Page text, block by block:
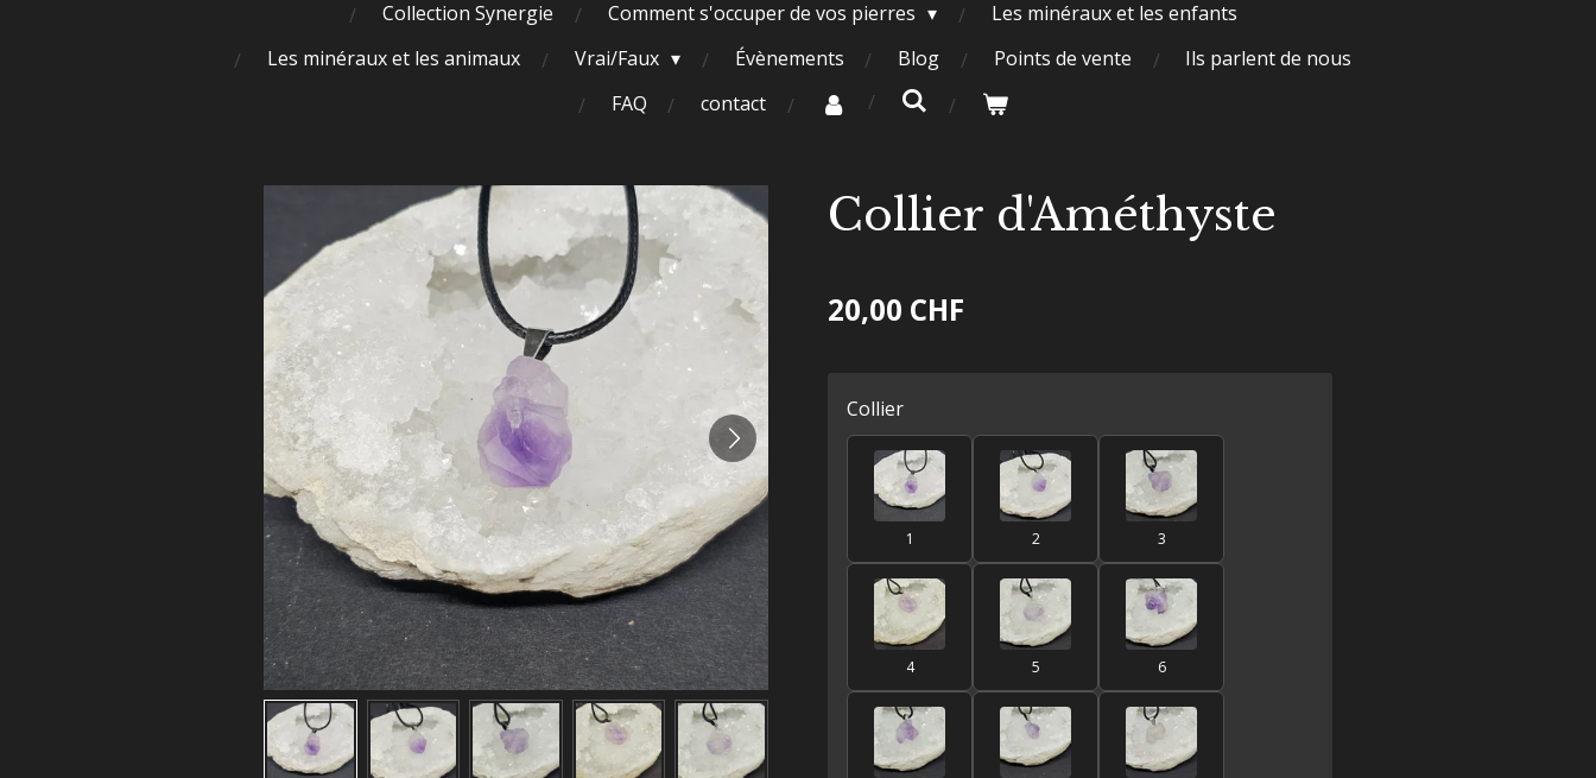
Collection Synergie
Comment s'occuper de vos pierres
Les minéraux et les enfants
Les minéraux et les animaux
Vrai/Faux Évènements Blog Points de vente
Ils parlent de nous
FAQ
contact
Collier d'Améthyste
20,00 CHF
Collier
1 2 3
4 5 6